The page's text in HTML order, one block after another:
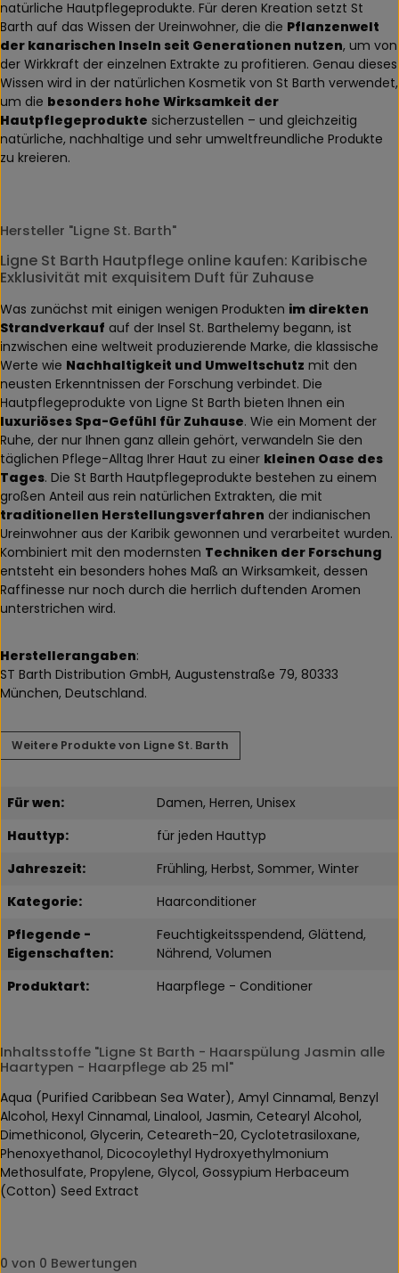
natürliche Hautpflegeprodukte. Für deren Kreation setzt St
Barth auf das Wissen der Ureinwohner, die die Pflanzenwelt
der kanarischen Inseln seit Generationen nutzen, um von
der Wirkkraft der einzelnen Extrakte zu profitieren. Genau dieses
Wissen wird in der natürlichen Kosmetik von St Barth verwendet,
um die besonders hohe Wirksamkeit der
Hautpflegeprodukte sicherzustellen – und gleichzeitig
natürliche, nachhaltige und sehr umweltfreundliche Produkte
zu kreieren.
Hersteller "Ligne St. Barth"
Ligne St Barth Hautpflege online kaufen: Karibische
Exklusivität mit exquisitem Duft für Zuhause
Was zunächst mit einigen wenigen Produkten im direkten
Strandverkauf auf der Insel St. Barthelemy begann, ist
inzwischen eine weltweit produzierende Marke, die klassische
Werte wie Nachhaltigkeit und Umweltschutz mit den
neusten Erkenntnissen der Forschung verbindet. Die
Hautpflegeprodukte von Ligne St Barth bieten Ihnen ein
luxuriöses Spa-Gefühl für Zuhause. Wie ein Moment der
Ruhe, der nur Ihnen ganz allein gehört, verwandeln Sie den
täglichen Pflege-Alltag Ihrer Haut zu einer kleinen Oase des
Tages. Die St Barth Hautpflegeprodukte bestehen zu einem
großen Anteil aus rein natürlichen Extrakten, die mit
traditionellen Herstellungsverfahren der indianischen
Ureinwohner aus der Karibik gewonnen und verarbeitet wurden.
Kombiniert mit den modernsten Techniken der Forschung
entsteht ein besonders hohes Maß an Wirksamkeit, dessen
Raffinesse nur noch durch die herrlich duftenden Aromen
unterstrichen wird.
Herstellerangaben:
ST Barth Distribution GmbH, Augustenstraße 79, 80333
München, Deutschland.
Weitere Produkte von Ligne St. Barth
Für wen:
Damen, Herren, Unisex
Hauttyp:
für jeden Hauttyp
Jahreszeit:
Frühling, Herbst, Sommer, Winter
Kategorie:
Haarconditioner
Pflegende -
Eigenschaften:
Feuchtigkeitsspendend, Glättend,
Nährend, Volumen
Produktart:
Haarpflege - Conditioner
Inhaltsstoffe "Ligne St Barth - Haarspülung Jasmin alle
Haartypen - Haarpflege ab 25 ml"
Aqua (Purified Caribbean Sea Water), Amyl Cinnamal, Benzyl
Alcohol, Hexyl Cinnamal, Linalool, Jasmin, Cetearyl Alcohol,
Dimethiconol, Glycerin, Ceteareth-20, Cyclotetrasiloxane,
Phenoxyethanol, Dicocoylethyl Hydroxyethylmonium
Methosulfate, Propylene, Glycol, Gossypium Herbaceum
(Cotton) Seed Extract
0 von 0 Bewertungen